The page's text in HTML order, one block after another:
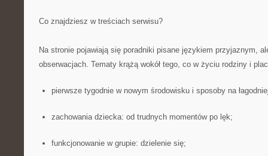
Co znajdziesz w treściach serwisu?
Na stronie pojawiają się poradniki pisane językiem przyjaznym,
obserwacjach. Tematy krążą wokół tego, co w życiu rodziny i
pierwsze tygodnie w nowym środowisku i sposoby na
zachowania dziecka: od trudnych momentów po lęk;
funkcjonowanie w grupie: dzielenie się;